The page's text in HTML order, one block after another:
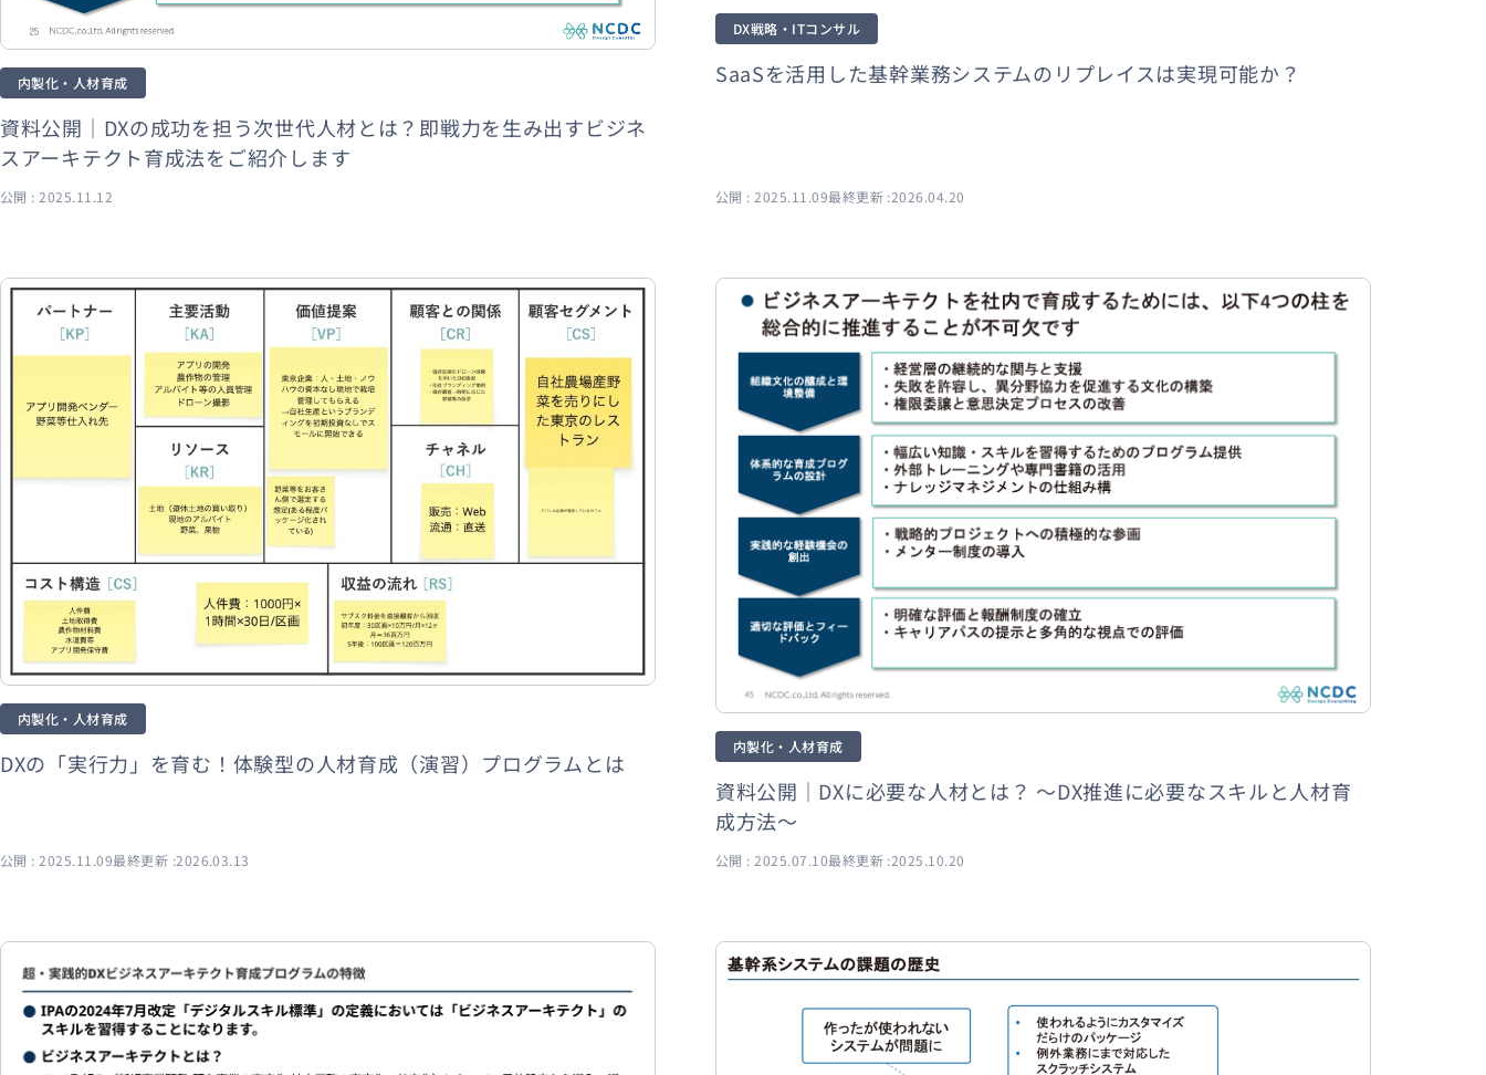
内製化・人材育成
資料公開｜DXの成功を担う次世代人材とは？即戦力を生み出すビジネ
スアーキテクト育成法をご紹介します
公開 : 2025.11.12
DX戦略・ITコンサル
SaaSを活用した基幹業務システムのリプレイスは実現可能か？
公開 : 2025.11.09最終更新 :2026.04.20
内製化・人材育成
DXの「実行力」を育む！体験型の人材育成（演習）プログラムとは
公開 : 2025.11.09最終更新 :2026.03.13
内製化・人材育成
資料公開｜DXに必要な人材とは？ 〜DX推進に必要なスキルと人材育
成方法〜
公開 : 2025.07.10最終更新 :2025.10.20